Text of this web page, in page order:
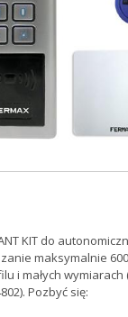
KIT do
maksymalnie
i małych wymiarach
Pozbyć się: